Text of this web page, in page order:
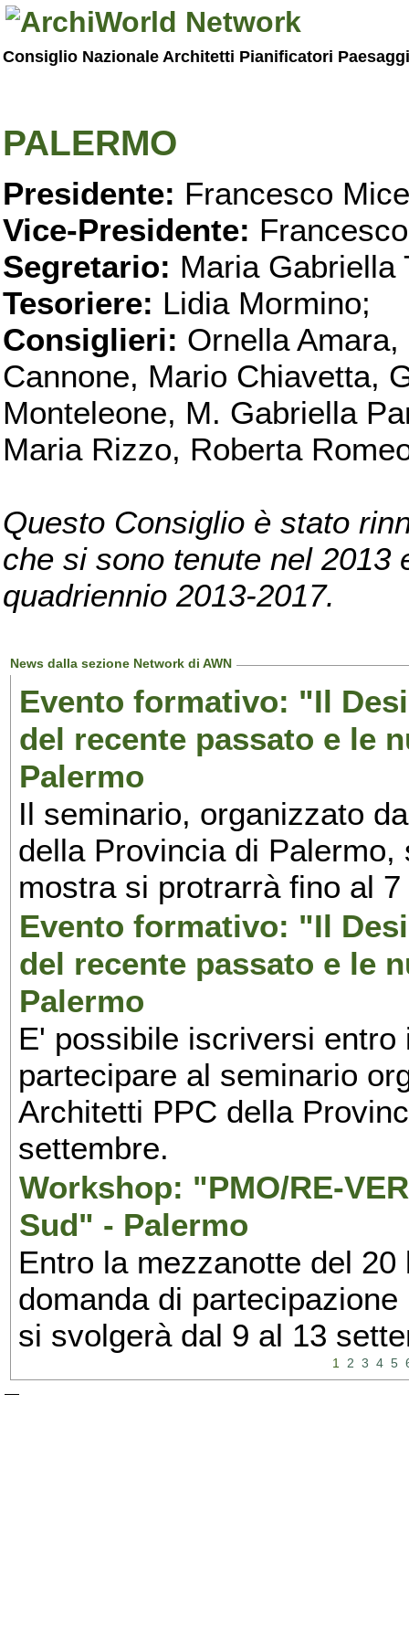
Consiglio Nazionale Architetti Pianificatori
PALERMO
Presidente: Francesco
Vice-Presidente:
Segretario: Maria Gabriella
Tesoriere: Lidia Mormino;
Consiglieri: Ornella
Cannone, Mario Chiavetta,
Monteleone, M. Gabriella
Maria Rizzo, Roberta
Questo Consiglio è stato
che si sono tenute nel 2013
quadriennio 2013-2017.
News dalla sezione Network di AWN
Evento formativo: "Il
del recente passato e le
Palermo
Il seminario, organizzato
della Provincia di
mostra si protrarrà fino al
Evento formativo: "Il
del recente passato e le
Palermo
E' possibile iscriversi
partecipare al seminario
Architetti PPC della
settembre.
Workshop: "PMO/RE-
Sud" - Palermo
Entro la mezzanotte del
domanda di
si svolgerà dal 9 al 13
1 2 3 4 5